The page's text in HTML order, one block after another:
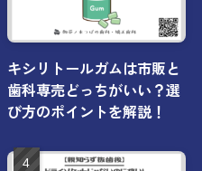
キシリトールガムは市販と
歯科専売どっちがいい？選
び方のポイントを解説！